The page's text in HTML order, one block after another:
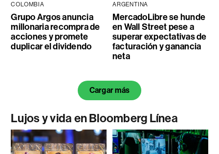
COLOMBIA
Grupo Argos anuncia
millonaria recompra de
acciones y promete
duplicar el dividendo
ARGENTINA
MercadoLibre se hunde
en Wall Street pese a
superar expectativas de
facturación y ganancia
neta
Cargar más
Lujos y vida en Bloomberg Línea